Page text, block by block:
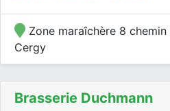
Zone maraîchère 8
Cergy
Brasserie Duchmann